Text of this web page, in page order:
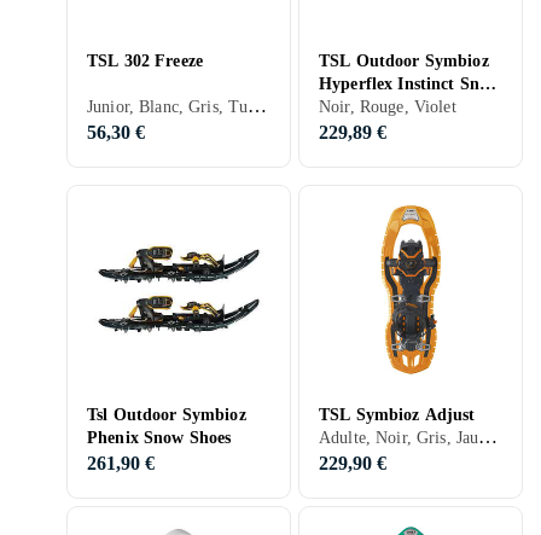
TSL 302 Freeze
Junior, Blanc, Gris, Turkos, Bleu, Rouge, Orange, Vert, Rose
56,30 €
TSL Outdoor Symbioz
Hyperflex Instinct Snow
Shoes
Noir, Rouge, Violet
229,89 €
Tsl Outdoor Symbioz
Phenix Snow Shoes
261,90 €
TSL Symbioz Adjust
Adulte, Noir, Gris, Jaune, Orange
229,90 €